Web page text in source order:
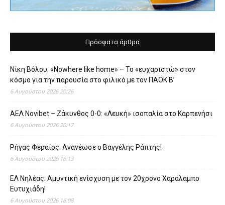
Πρόσφατα άρθρα
Νίκη Βόλου: «Nowhere like home» – Το «ευχαριστώ» στον
κόσμο για την παρουσία στο φιλικό με τον ΠΑΟΚ Β’
6 Αυγούστου 2026 20:26
ΑΕΛ Novibet – Ζάκυνθος 0-0: «Λευκή» ισοπαλία στο Καρπενήσι
6 Αυγούστου 2026 20:17
Ρήγας Φεραίος: Ανανέωσε ο Βαγγέλης Ράπτης!
6 Αυγούστου 2026 16:13
ΕΛ Νηλέας: Αμυντική ενίσχυση με τον 20χρονο Χαράλαμπο
Ευτυχιάδη!
6 Αυγούστου 2026 16:08